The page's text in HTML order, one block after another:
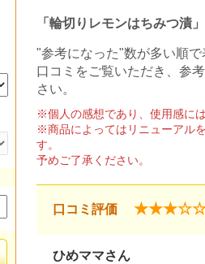
「輪切りレモンはちみつ漬
"参考になった"数が多い順
口コミをご覧いただき、参
さい。
※個人の感想であり、使用感に
※商品によってはリニューアル
す。
予めご了承ください。
口コミ評価
ひめママさん